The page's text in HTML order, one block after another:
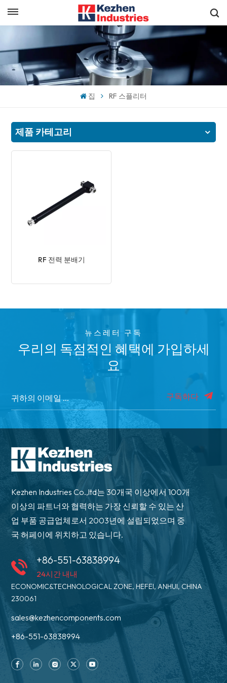
English
español
한국의
빠른 견적 받기
집 RF 스플리터
제품 카테고리
RF 전력 분배기
뉴스레터 구독
우리의 독점적인 혜택에 가입하세
요
구독하다
Kezhen Industries Co.,ltd는 30개국 이상에서 100개
이상의 파트너와 협력하는 가장 신뢰할 수 있는 산
업 부품 공급업체로서 2003년에 설립되었으며 중
국 허페이에 위치하고 있습니다.
+86-551-63838994
24시간 내내
ECONOMIC&TECHNOLOGICAL ZONE, HEFEI, ANHUI, CHINA
230061
sales@kezhencomponents.com
+86-551-63838994